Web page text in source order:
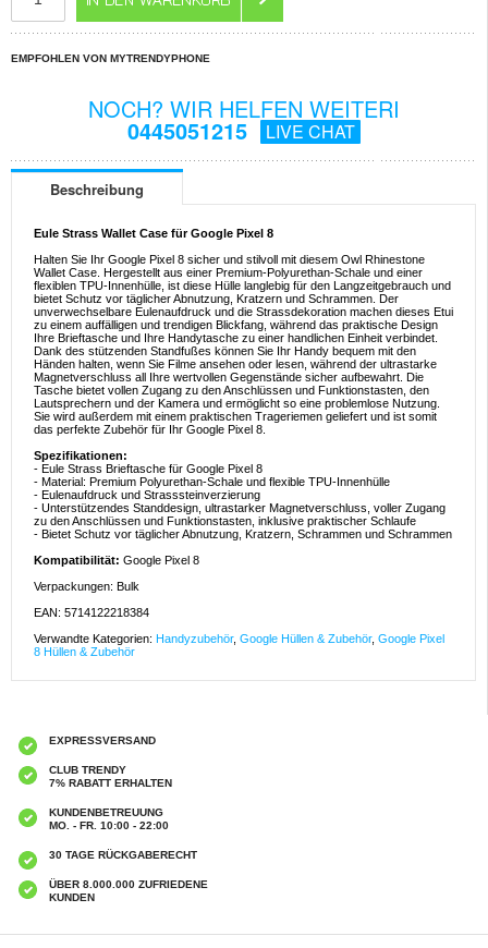
EMPFOHLEN VON MYTRENDYPHONE
NOCH? WIR HELFEN WEITERI
0445051215 LIVE CHAT
Beschreibung
Eule Strass Wallet Case für Google Pixel 8
Halten Sie Ihr Google Pixel 8 sicher und stilvoll mit diesem Owl Rhinestone
Wallet Case. Hergestellt aus einer Premium-Polyurethan-Schale und einer
flexiblen TPU-Innenhülle, ist diese Hülle langlebig für den Langzeitgebrauch und
bietet Schutz vor täglicher Abnutzung, Kratzern und Schrammen. Der
unverwechselbare Eulenaufdruck und die Strassdekoration machen dieses Etui
zu einem auffälligen und trendigen Blickfang, während das praktische Design
Ihre Brieftasche und Ihre Handytasche zu einer handlichen Einheit verbindet.
Dank des stützenden Standfußes können Sie Ihr Handy bequem mit den
Händen halten, wenn Sie Filme ansehen oder lesen, während der ultrastarke
Magnetverschluss all Ihre wertvollen Gegenstände sicher aufbewahrt. Die
Tasche bietet vollen Zugang zu den Anschlüssen und Funktionstasten, den
Lautsprechern und der Kamera und ermöglicht so eine problemlose Nutzung.
Sie wird außerdem mit einem praktischen Trageriemen geliefert und ist somit
das perfekte Zubehör für Ihr Google Pixel 8.
Spezifikationen:
- Eule Strass Brieftasche für Google Pixel 8
- Material: Premium Polyurethan-Schale und flexible TPU-Innenhülle
- Eulenaufdruck und Strasssteinverzierung
- Unterstützendes Standdesign, ultrastarker Magnetverschluss, voller Zugang
zu den Anschlüssen und Funktionstasten, inklusive praktischer Schlaufe
- Bietet Schutz vor täglicher Abnutzung, Kratzern, Schrammen und Schrammen
Kompatibilität: Google Pixel 8
Verpackungen: Bulk
EAN: 5714122218384
Verwandte Kategorien: Handyzubehör, Google Hüllen & Zubehör, Google Pixel
8 Hüllen & Zubehör
EXPRESSVERSAND
CLUB TRENDY
7% RABATT ERHALTEN
KUNDENBETREUUNG
MO. - FR. 10:00 - 22:00
30 TAGE RÜCKGABERECHT
ÜBER 8.000.000 ZUFRIEDENE
KUNDEN